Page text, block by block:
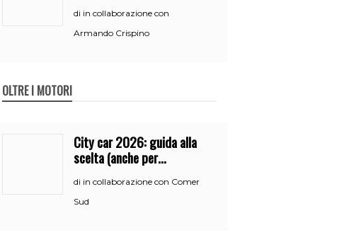
all’iperammortamento
di in collaborazione con
Armando Crispino
OLTRE I MOTORI
City car 2026: guida alla
scelta (anche per
neopatentati)
di in collaborazione con Comer
Sud